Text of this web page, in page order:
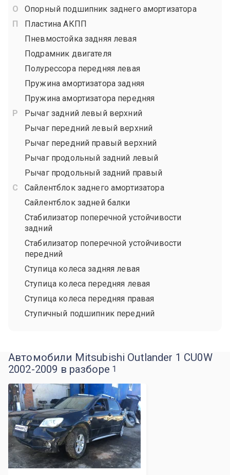
Опорный подшипник заднего амортизатора
Пластина АКПП
Пневмостойка задняя левая
Подрамник двигателя
Полурессора передняя левая
Пружина амортизатора задняя
Пружина амортизатора передняя
Рычаг задний левый верхний
Рычаг передний левый верхний
Рычаг передний правый верхний
Рычаг продольный задний левый
Рычаг продольный задний правый
Сайлентблок заднего амортизатора
Сайлентблок задней балки
Стабилизатор поперечной устойчивости
задний
Стабилизатор поперечной устойчивости
передний
Ступица колеса задняя левая
Ступица колеса передняя левая
Ступица колеса передняя правая
Ступичный подшипник передний
Автомобили Mitsubishi Outlander 1 CU0W
2002-2009 в разборе 1